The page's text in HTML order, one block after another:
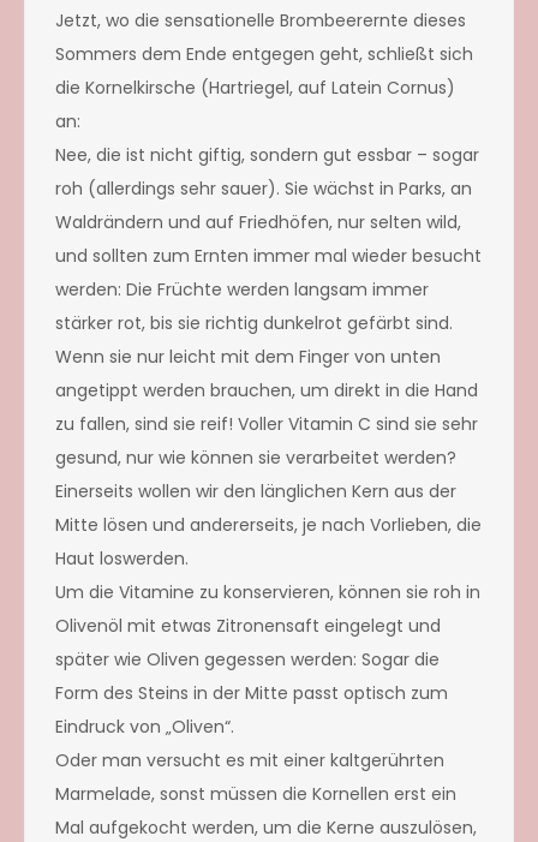
Jetzt, wo die sensationelle Brombeerernte dieses
Sommers dem Ende entgegen geht, schließt sich
die Kornelkirsche (Hartriegel, auf Latein Cornus)
an:
Nee, die ist nicht giftig, sondern gut essbar – sogar
roh (allerdings sehr sauer). Sie wächst in Parks, an
Waldrändern und auf Friedhöfen, nur selten wild,
und sollten zum Ernten immer mal wieder besucht
werden: Die Früchte werden langsam immer
stärker rot, bis sie richtig dunkelrot gefärbt sind.
Wenn sie nur leicht mit dem Finger von unten
angetippt werden brauchen, um direkt in die Hand
zu fallen, sind sie reif! Voller Vitamin C sind sie sehr
gesund, nur wie können sie verarbeitet werden?
Einerseits wollen wir den länglichen Kern aus der
Mitte lösen und andererseits, je nach Vorlieben, die
Haut loswerden.
Um die Vitamine zu konservieren, können sie roh in
Olivenöl mit etwas Zitronensaft eingelegt und
später wie Oliven gegessen werden: Sogar die
Form des Steins in der Mitte passt optisch zum
Eindruck von „Oliven“.
Oder man versucht es mit einer kaltgerührten
Marmelade, sonst müssen die Kornellen erst ein
Mal aufgekocht werden, um die Kerne auszulösen,